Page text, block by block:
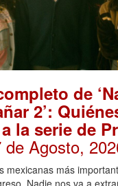
de
2’:
la serie de
de Agosto,
mexicanas más